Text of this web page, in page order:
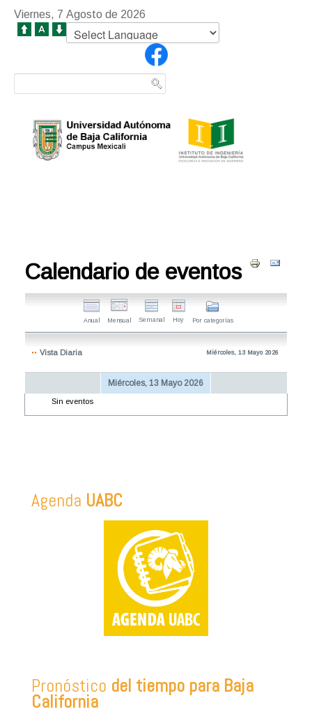
Viernes, 7 Agosto de 2026
Calendario de eventos
Anual Mensual Semanal Hoy Por categorías
Vista Diaria Miércoles, 13 Mayo 2026
Miércoles, 13 Mayo 2026
Sin eventos
Agenda UABC
Pronóstico del tiempo para Baja
California